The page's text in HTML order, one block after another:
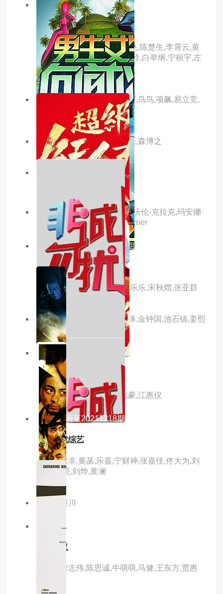
8.0分 更新至20260113集
因为是想写成歌
主演：何洁,黄雅莉,厉娜,许飞,陈楚生,李霄云,黄
英,曾轶可,段林希,刘忻,苏妙玲,白举纲,宁桓宇,左
立
主演：陈丹青,陈行甲,董宇辉,鸟鸟,项飙,易立竞,
张昊辰,张越
主演：张鲁一,张钧甯,张晨光,森博之
主演：马丁·肖,李·恩格里比,沃伦·克拉克,玛安娜·
本灵,丹尼尔·凯西,natalie,garner
10.0分 更新至2021-11-13期
男生女生向前冲
主演：余声,白羽,王小川,王乐乐,宋秋熠,张亚群
主演：刘在锡,河东勋,李光洙,金钟国,池石镇,姜熙
建,宋智孝,梁世灿,全昭旻
10.0分 更新至20230115期
超级红人榜
主演：于美人,蔡昌宪,许志豪,江惠仪
8.0分 更新至20211218期
非诚勿扰综艺
主演：孟非,黄菡,乐嘉,宁财神,张嘉佳,佟大为,刘
恺威,张亮,刘烨,黄澜
主演：赵川
hd
七小罗汉
主演：曾志伟,陈思诚,牛萌萌,马健,王东方,贾惠